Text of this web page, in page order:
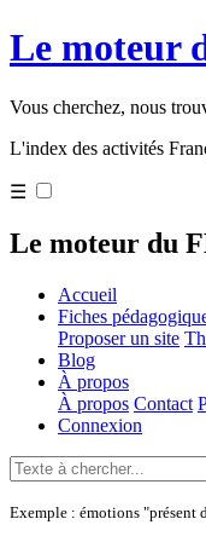
Le moteur
Vous cherchez, nous
L'index des activités
☰
Le moteur du
Accueil
Fiches
Proposer un site
Blog
À propos
À propos Contact
Connexion
Exemple : émotions "présent